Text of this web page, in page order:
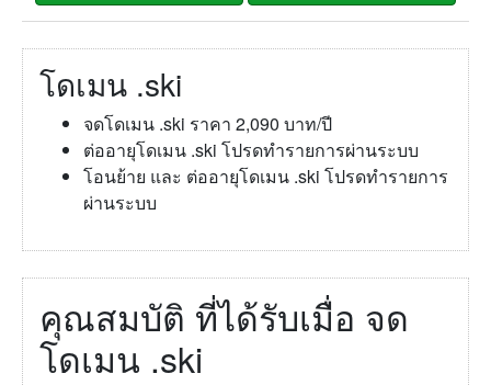
โดเมน .ski
จดโดเมน .ski ราคา 2,090 บาท/ปี
ต่ออายุโดเมน .ski โปรดทำรายการผ่านระบบ
โอนย้าย และ ต่ออายุโดเมน .ski โปรดทำรายการ
ผ่านระบบ
คุณสมบัติ ที่ได้รับเมื่อ จด
โดเมน .ski